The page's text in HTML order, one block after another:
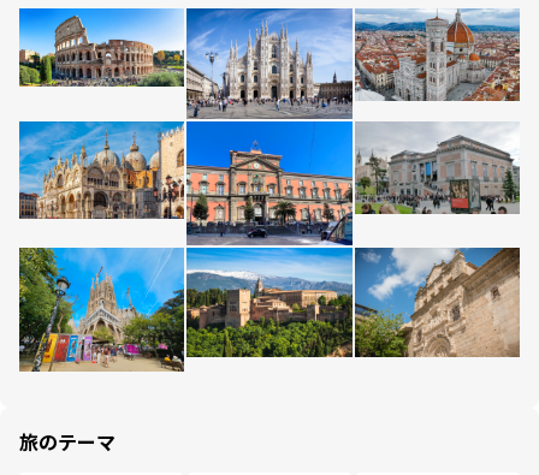
旅のテーマ